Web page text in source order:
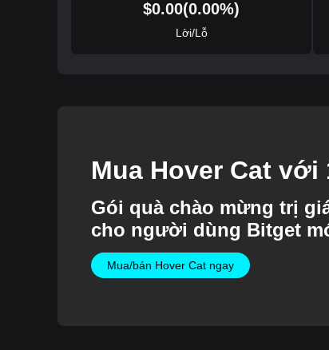
$0.00(0.00%)
Lời/Lỗ
Mua Hover Cat với
Gói quà chào mừng trị
cho người dùng Bitget
Mua/bán Hover Cat ngay